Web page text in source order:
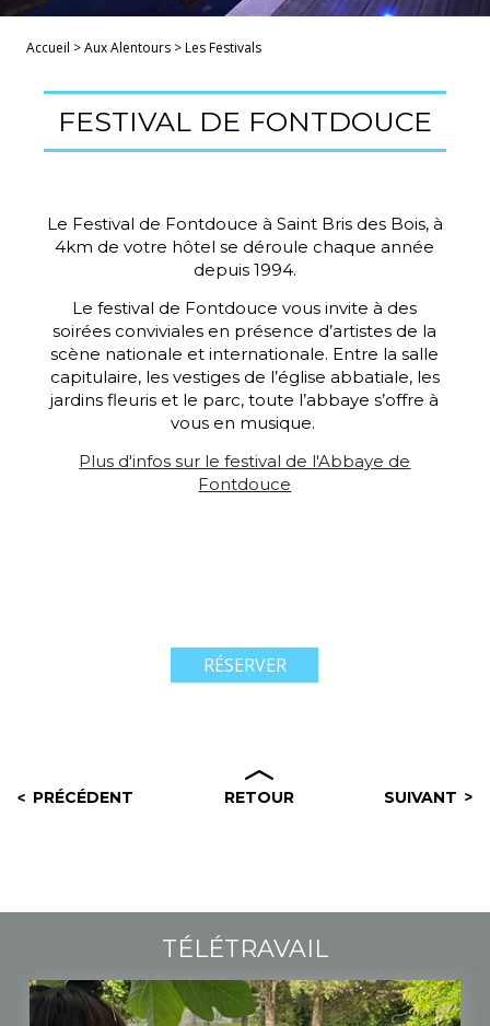
Accueil >Aux Alentours >Les Festivals
FESTIVAL DE FONTDOUCE
Le Festival de Fontdouce à Saint Bris des Bois, à
4km de votre hôtel se déroule chaque année
depuis 1994.
Le festival de Fontdouce vous invite à des
soirées conviviales en présence d’artistes de la
scène nationale et internationale. Entre la salle
capitulaire, les vestiges de l’église abbatiale, les
jardins fleuris et le parc, toute l’abbaye s’offre à
vous en musique.
Plus d'infos sur le festival de l'Abbaye de
Fontdouce
RÉSERVER
SUIVANT
PRÉCÉDENT RETOUR
TÉLÉTRAVAIL